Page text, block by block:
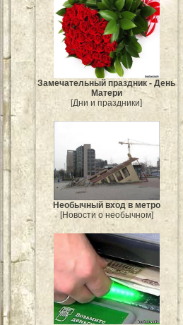
Замечательный праздник - День
Матери
[Дни и праздники]
Необычный вход в метро
[Новости о необычном]